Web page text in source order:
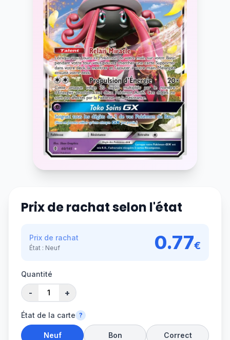
Prix de rachat selon l'état
Prix de rachat
État : Neuf 0.77€
Quantité
- +
État de la carte ?
Neuf Bon Correct